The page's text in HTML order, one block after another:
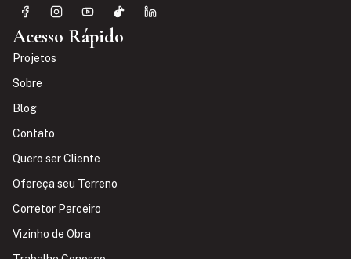
Acesso Rápido
Projetos
Sobre
Blog
Contato
Quero ser Cliente
Ofereça seu Terreno
Corretor Parceiro
Vizinho de Obra